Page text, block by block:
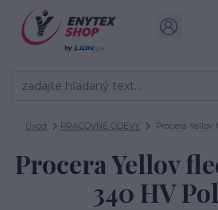
Úvod PRACOVNÉ ODEVY Procera Yellov
Procera Yellov
340 HV